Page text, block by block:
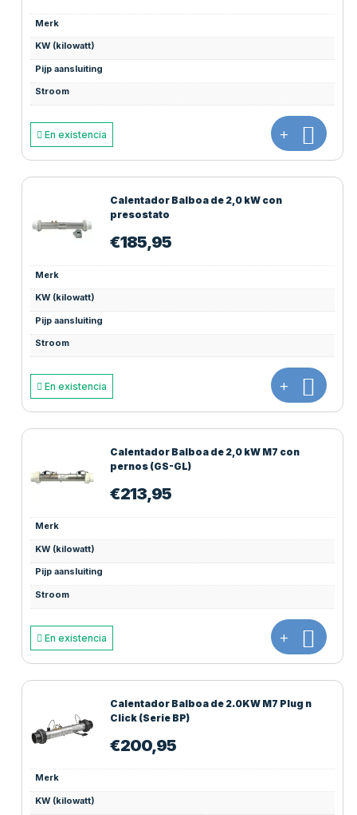
Merk
KW (kilowatt)
Pijp aansluiting
Stroom
En existencia +
Calentador Balboa de 2,0 kW con
presostato
€185,95
Merk
KW (kilowatt)
Pijp aansluiting
Stroom
En existencia +
Calentador Balboa de 2,0 kW M7 con
pernos (GS-GL)
€213,95
Merk
KW (kilowatt)
Pijp aansluiting
Stroom
En existencia +
Calentador Balboa de 2.0KW M7 Plug n
Click (Serie BP)
€200,95
Merk
KW (kilowatt)